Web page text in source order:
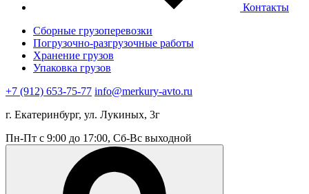
Контакты
Сборные грузоперевозки
Погрузочно-разгрузочные работы
Хранение грузов
Упаковка грузов
+7 (912) 653-75-77 info@merkury-avto.ru
г. Екатеринбург, ул. Лукиных, 3г
Пн-Пт с 9:00 до 17:00, Сб-Вс выходной